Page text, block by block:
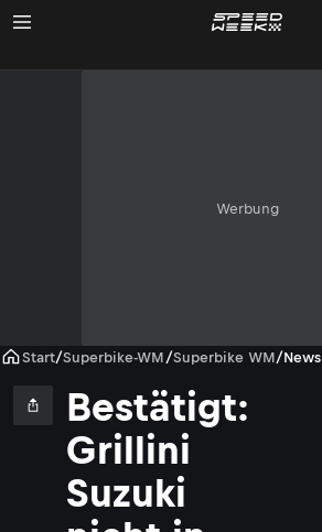
Werbung
Start/Superbike-WM /Superbike WM/News
Bestätigt:
Grillini
Suzuki